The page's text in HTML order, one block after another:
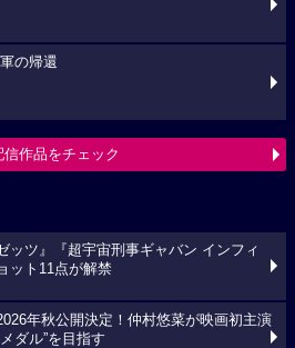
の帰還
信作品をチェック
ッツ』『超宇宙刑事ギャバン インフィ
ット11点が解禁
年秋公開決定！仲村悠菜が映画初主演
ダル”を目指す